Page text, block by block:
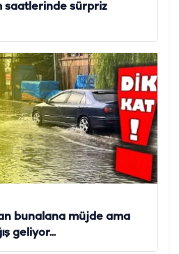
saatlerinde sürpriz
bunalana müjde ama
geliyor...